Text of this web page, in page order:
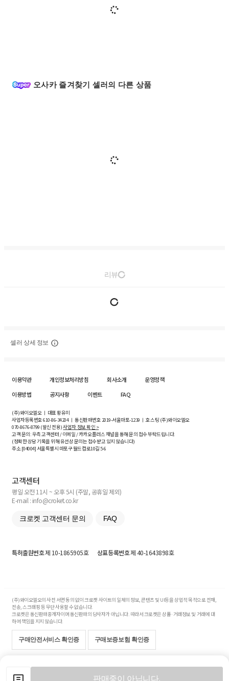
판매중이 아닙니다.
오사카 즐겨찾기 셀러의 다른 상품
리뷰
셀러 상세 정보
이용약관 개인정보처리방침 회사소개
운영정책
이용방법
공지사항 이벤트 FAQ
(주)와이오엘오 ㅣ 대표 황유미
사업자등록번호610-86-34204ㅣ 통신판매번호 2019-서울마포-1239 ㅣ 호스팅 (주)와이오엘오
070-8676-8799 (발신 전용)사업자 정보 확인 >
고객 문의: 우측 고객센터 / 이메일 / 카카오플러스 채널을 통해 문의 접수 부탁드립니다.
(정확한 상담 기록을 위해 유선상 문의는 접수받고 있지 않습니다)
주소 [04004] 서울특별시 마포구 월드컵로10길5-6
고객센터
평일 오전 11시 ~ 오후 5시 (주말, 공휴일 제외)
E-mail : info@croket.co.kr
크로켓 고객센터 문의 FAQ
특허출원번호제 10-1865905호 상표등록번호제 40-1643898호
(주)와이오엘오의 사전 서면 동의 없이 크로켓 사이트의 일체의 정보, 콘텐츠 및 UI등을 상업적 목적으로 전재,
전송, 스크래핑 등 무단 사용할 수 없습니다.
크로켓은 통신판매중개자이며 통신판매의 당사자가 아닙니다. 따라서 크로켓은 상품·거래정보 및 거래에 대
하여 책임을 지지 않습니다.
구매안전서비스 확인증 구매보증보험 확인증